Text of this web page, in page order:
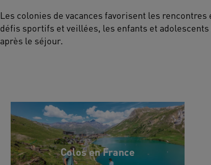
Les colonies de vacances favorisent les
défis sportifs et veillées, les enfants et
après le séjour.
Colos en France